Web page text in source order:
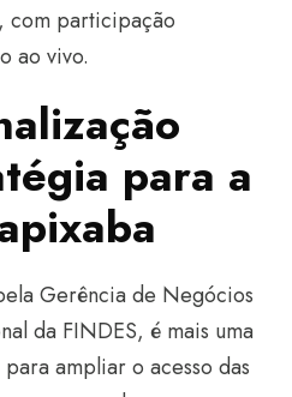
com participação
ao vivo.
para a
Gerência de Negócios
da FINDES, é mais uma
ampliar o acesso das